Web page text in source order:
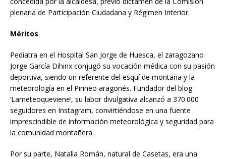
plenaria de Participación Ciudadana y Régimen Interior.
Méritos
Pediatra en el Hospital San Jorge de Huesca, el zaragozano
Jorge García Dihinx conjugó su vocación médica con su pasión
deportiva, siendo un referente del esquí de montaña y la
meteorología en el Pirineo aragonés. Fundador del blog
‘Lameteoqueviene’, su labor divulgativa alcanzó a 370.000
seguidores en Instagram, convirtiéndose en una fuente
imprescindible de información meteorológica y seguridad para
la comunidad montañera.
Por su parte, Natalia Román, natural de Casetas, era una